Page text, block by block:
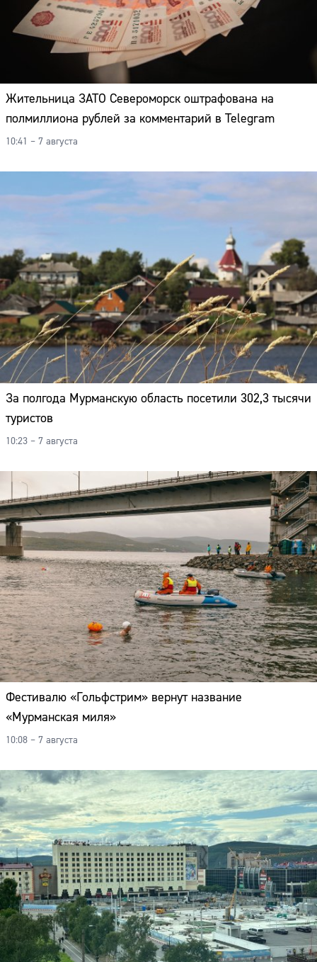
Жительница ЗАТО Североморск оштрафована на
полмиллиона рублей за комментарий в Telegram
10:41 – 7 августа
За полгода Мурманскую область посетили 302,3 тысячи
туристов
10:23 – 7 августа
Фестивалю «Гольфстрим» вернут название
«Мурманская миля»
10:08 – 7 августа
Адрес:
Телефон: